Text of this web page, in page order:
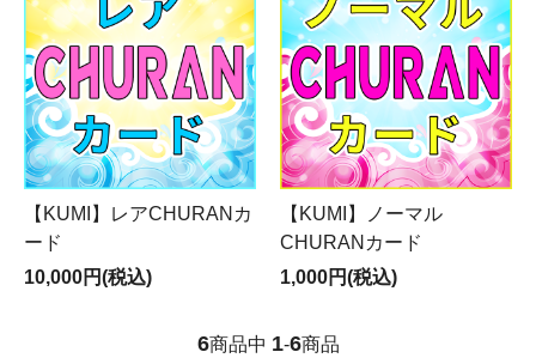
【KUMI】レアCHURANカ
ード
10,000円(税込)
【KUMI】ノーマル
CHURANカード
1,000円(税込)
6商品中 1-6商品